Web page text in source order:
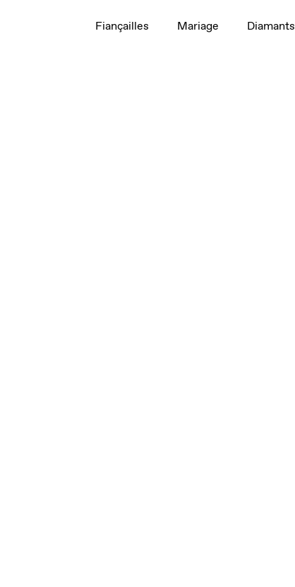
Fiançailles Mariage Diamants